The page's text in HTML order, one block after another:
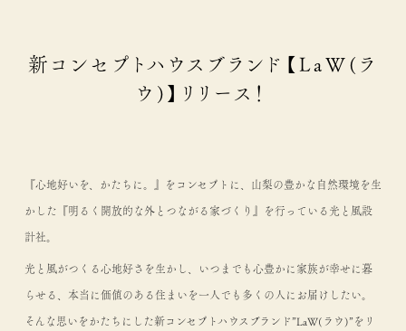
新コンセプトハウスブランド【LaW(ラ
ウ)】リリース！
『心地好いを、かたちに。』をコンセプトに、山梨の豊かな自然環境を生
かした『明るく開放的な外とつながる家づくり』を行っている光と風設
計社。
光と風がつくる心地好さを生かし、いつまでも心豊かに家族が幸せに暮
らせる、本当に価値のある住まいを一人でも多くの人にお届けしたい。
そんな思いをかたちにした新コンセプトハウスブランド”LaW(ラウ)”をリ